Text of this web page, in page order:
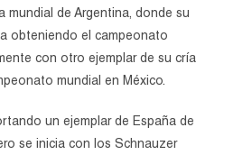
mundial de Argentina, donde su
obteniendo el campeonato
con otro ejemplar de su cría
mundial en México.
un ejemplar de España de
se inicia con los Schnauzer